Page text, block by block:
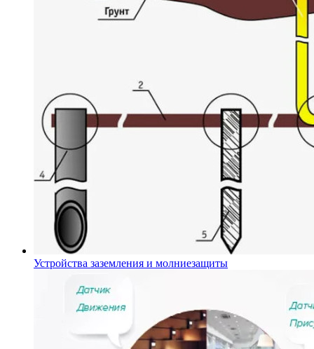
Устройства заземления и молниезащиты